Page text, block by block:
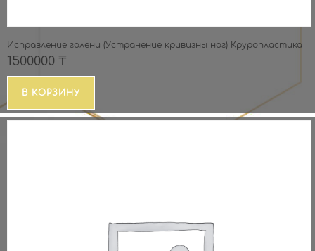
Исправление голени (Устранение кривизны ног) Круропластика
1500000 ₸
В КОРЗИНУ